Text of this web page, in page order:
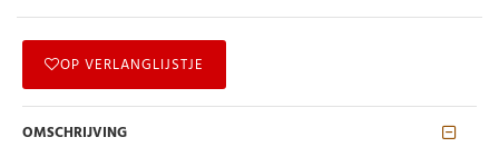
OP VERLANGLIJSTJE
OMSCHRIJVING